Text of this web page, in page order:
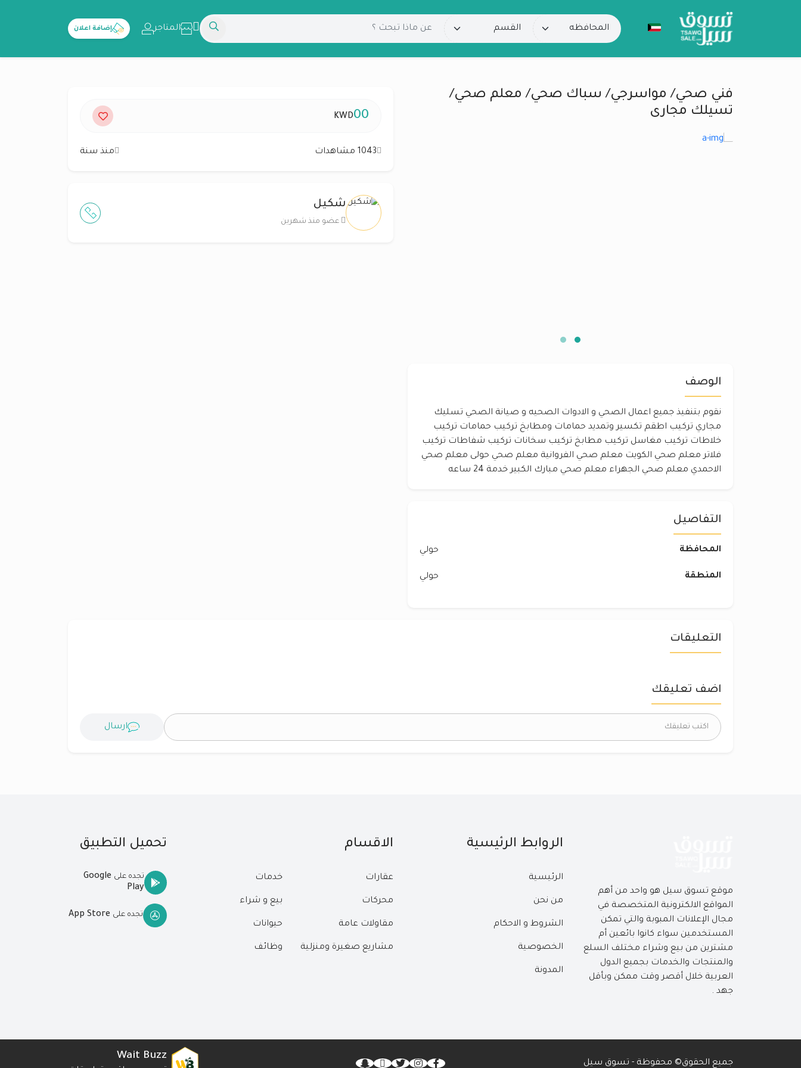
المتاجر إضافة اعلان
فني صحي/ مواسرجي/ سباك صحي/ معلم صحي/
تسيلك مجارى
الوصف
نقوم بتنفيذ جميع اعمال الصحي و الادوات الصحيه و صيانة الصحي تسليك
مجاري تركيب اطقم تكسير وتمديد حمامات ومطابخ تركيب حمامات تركيب
خلاطات تركيب مغاسل تركيب مطابخ تركيب سخانات تركيب شفاطات تركيب
فلاتر معلم صحي الكويت معلم صحي الفروانية معلم صحي حولى معلم صحي
الاحمدي معلم صحي الجهراء معلم صحي مبارك الكبير خدمة 24 ساعه
00
KWD
1043 مشاهدات منذ سنة
شكيل
عضو منذ شهرين
التفاصيل
المحافظة حولي
المنطقة حولي
التعليقات
اضف تعليقك
ارسال
موقع تسوق سيل هو واحد من أهم
المواقع الالكترونية المتخصصة في
مجال الإعلانات المبوبة والتي تمكن
المستخدمين سواء كانوا بائعين أم
مشترين من بيع وشراء مختلف السلع
والمنتجات والخدمات بجميع الدول
العربية خلال أقصر وقت ممكن وبأقل
جهد .
الروابط الرئيسية
الرئيسية
من نحن
الشروط و الاحكام
الخصوصية
المدونة
الاقسام
عقارات
محركات
مقاولات عامة
مشاريع صغيرة ومنزلية
خدمات
بيع و شراء
حيوانات
وظائف
تحميل التطبيق
تجده على Google
Play
تجده على App Store
جميع الحقوق© محفوظة - تسوق سيل
Wait Buzz